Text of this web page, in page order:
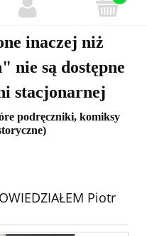
inaczej niż
nie są dostępne
stacjonarnej
podręczniki, komiksy
Piotr